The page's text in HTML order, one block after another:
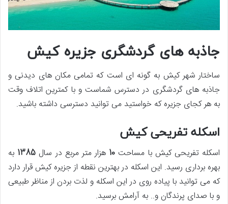
جاذبه های گردشگری جزیره کیش
ساختار شهر کیش به گونه ای است که تمامی مکان های دیدنی و
جاذبه های گردشگری در دسترس شماست و با کمترین اتلاف وقت
به هر کجای جزیره که خواستید می توانید دسترسی داشته باشید.
اسکله تفریحی کیش
اسکله تفریحی کیش با مساحت 10 هزار متر مربع در سال
به
بهره برداری رسید. این اسکله در بهترین نقطه از جزیره کیش قرار دارد
که می توانید با پیاده روی در این اسکله و لذت بردن از مناظر طبیعی
و با صدای پرندگان و.. به آرامش برسید.